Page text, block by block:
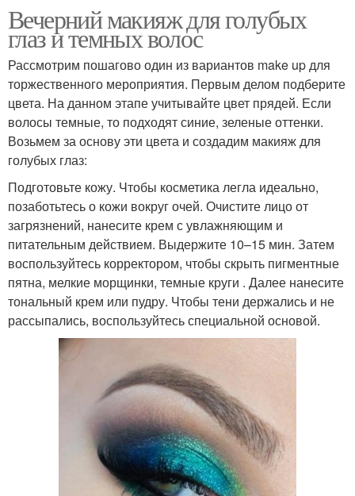
Вечерний макияж для голубых
глаз и темных волос
Рассмотрим пошагово один из вариантов make up для
торжественного мероприятия. Первым делом подберите
цвета. На данном этапе учитывайте цвет прядей. Если
волосы темные, то подходят синие, зеленые оттенки.
Возьмем за основу эти цвета и создадим макияж для
голубых глаз:
Подготовьте кожу. Чтобы косметика легла идеально,
позаботьтесь о кожи вокруг очей. Очистите лицо от
загрязнений, нанесите крем с увлажняющим и
питательным действием. Выдержите 10–15 мин. Затем
воспользуйтесь корректором, чтобы скрыть пигментные
пятна, мелкие морщинки, темные круги . Далее нанесите
тональный крем или пудру. Чтобы тени держались и не
рассыпались, воспользуйтесь специальной основой.